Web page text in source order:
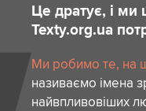
Це дратує, і
Texty.org.ua
Ми робимо те, на
називаємо імена
найвпливовіших